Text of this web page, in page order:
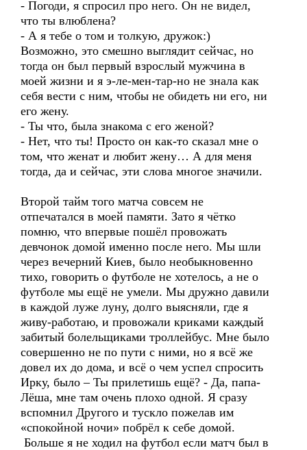
- Погоди, я спросил про него. Он не видел,
что ты влюблена?
- А я тебе о том и толкую, дружок:)
Возможно, это смешно выглядит сейчас, но
тогда он был первый взрослый мужчина в
моей жизни и я э-ле-мен-тар-но не знала как
себя вести с ним, чтобы не обидеть ни его, ни
его жену.
- Ты что, была знакома с его женой?
- Нет, что ты! Просто он как-то сказал мне о
том, что женат и любит жену… А для меня
тогда, да и сейчас, эти слова многое значили.
Второй тайм того матча совсем не
отпечатался в моей памяти. Зато я чётко
помню, что впервые пошёл провожать
девчонок домой именно после него. Мы шли
через вечерний Киев, было необыкновенно
тихо, говорить о футболе не хотелось, а не о
футболе мы ещё не умели. Мы дружно давили
в каждой луже луну, долго выясняли, где я
живу-работаю, и провожали криками каждый
забитый болельщиками троллейбус. Мне было
совершенно не по пути с ними, но я всё же
довел их до дома, и всё о чем успел спросить
Ирку, было – Ты прилетишь ещё? - Да, папа-
Лёша, мне там очень плохо одной. Я сразу
вспомнил Другого и тускло пожелав им
«спокойной ночи» побрёл к себе домой.
Больше я не ходил на футбол если матч был в